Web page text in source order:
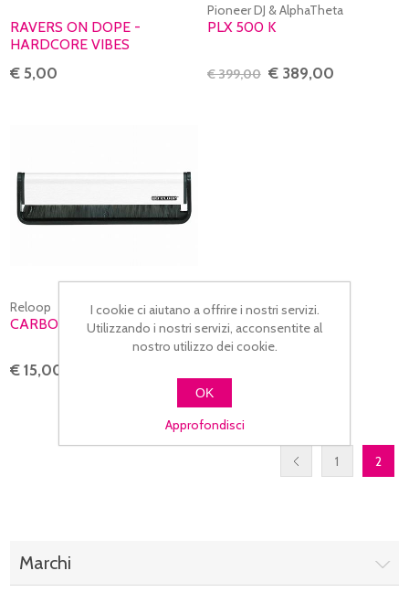
RAVERS ON DOPE -
HARDCORE VIBES
€ 5,00
Pioneer DJ & AlphaTheta
PLX 500 K
€ 399,00 € 389,00
Reloop
CARBON FIBRE CLEANER
€ 15,00
1 2
Marchi
I cookie ci aiutano a offrire i nostri servizi.
Utilizzando i nostri servizi, acconsentite al
nostro utilizzo dei cookie.
OK
Approfondisci